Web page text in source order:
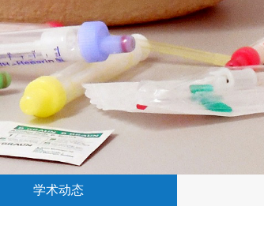
学术动态